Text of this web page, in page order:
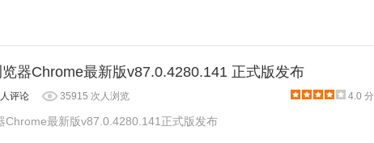
器Chrome最新版v87.0.4280.141 正式版发布
评论 35915 次人浏览 4.0 分
Chrome最新版v87.0.4280.141正式版发布